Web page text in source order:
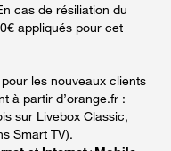
cas de résiliation du
appliqués pour cet
pour les nouveaux clients
à partir d’orange.fr :
sur Livebox Classic,
Smart TV).